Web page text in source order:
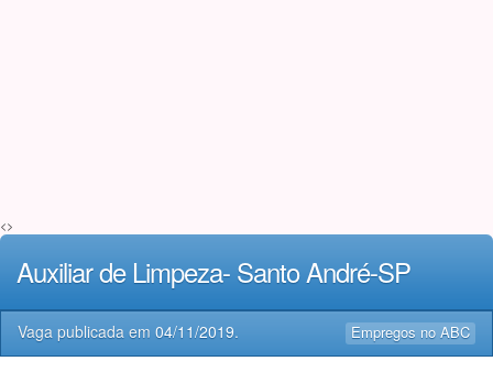
<>
Auxiliar de Limpeza- Santo André-SP
Empregos no ABC
Vaga publicada em 04/11/2019.